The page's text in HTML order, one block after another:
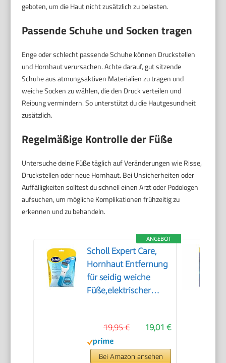
geboten, um die Haut nicht zusätzlich zu belasten.
Passende Schuhe und Socken tragen
Enge oder schlecht passende Schuhe können Druckstellen
und Hornhaut verursachen. Achte darauf, gut sitzende
Schuhe aus atmungsaktiven Materialien zu tragen und
weiche Socken zu wählen, die den Druck verteilen und
Reibung vermindern. So unterstützt du die Hautgesundheit
zusätzlich.
Regelmäßige Kontrolle der Füße
Untersuche deine Füße täglich auf Veränderungen wie Risse,
Druckstellen oder neue Hornhaut. Bei Unsicherheiten oder
Auffälligkeiten solltest du schnell einen Arzt oder Podologen
aufsuchen, um mögliche Komplikationen frühzeitig zu
erkennen und zu behandeln.
ANGEBOT
Scholl Expert Care,
Hornhaut Entfernung
für seidig weiche
Füße,elektrischer
Meeresmineralien
Rolle für präzise
19,01 €
19,95 €
Bei Amazon ansehen